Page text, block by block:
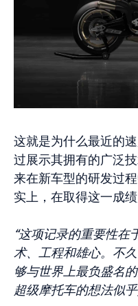
这就是为什么最近的
过展示其拥有的广泛
来在新车型的研发过
实上，在取得这一成绩
“这项记录的重要性在
术、工程和雄心。不
够与世界上最负盛名
超级摩托车的想法似